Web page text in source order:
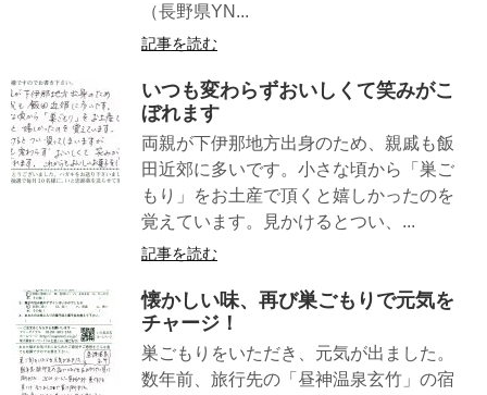
（長野県YN...
記事を読む
いつも変わらずおいしくて笑みがこ
ぼれます
両親が下伊那地方出身のため、親戚も飯
田近郊に多いです。小さな頃から「巣ご
もり」をお土産で頂くと嬉しかったのを
覚えています。見かけるとつい、...
記事を読む
懐かしい味、再び巣ごもりで元気を
チャージ！
巣ごもりをいただき、元気が出ました。
数年前、旅行先の「昼神温泉玄竹」の宿